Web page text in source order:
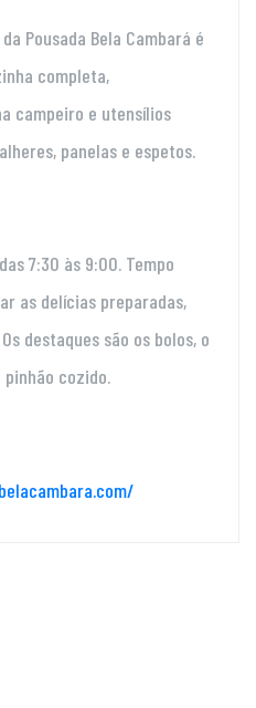
Pousada Bela Cambará é
completa,
campeiro e utensílios
panelas e espetos.
7:30 às 9:00. Tempo
as delícias preparadas,
destaques são os bolos, o
pinhão cozido.